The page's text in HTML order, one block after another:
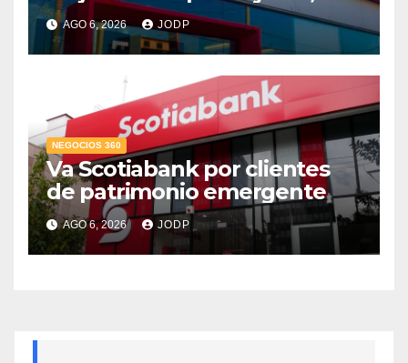
supera 14% del mercado
crediticio
AGO 6, 2026 JODP
NEGOCIOS 360
Va Scotiabank por clientes
de patrimonio emergente
AGO 6, 2026 JODP